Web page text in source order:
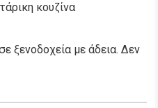
κουζίνα
ξενοδοχεία με άδεια. Δεν